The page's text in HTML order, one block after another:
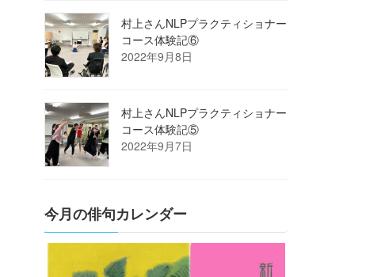
村上さんNLPプラクティショナー
コース体験記⑥
2022年9月8日
村上さんNLPプラクティショナー
コース体験記⑤
2022年9月7日
今月の俳句カレンダー